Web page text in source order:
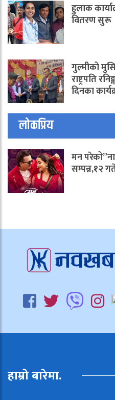
हुलाक
वितरण सुरू
गुल्मीको
राष्ट्रपति
दिनका
लोकप्रिय
मन
सम्पन्न,१२
हाम्रो बारेमा.